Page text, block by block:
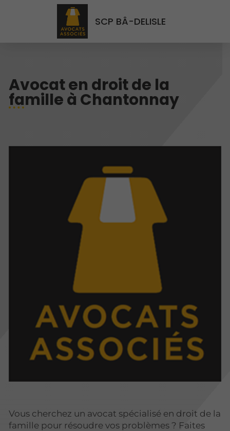
SCP BÂ-DELISLE
Avocat en droit de la
famille à Chantonnay
Vous cherchez un avocat spécialisé en droit de la
famille pour résoudre vos problèmes ? Faites